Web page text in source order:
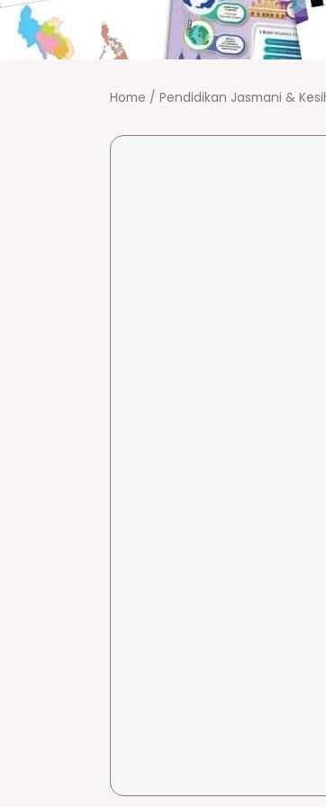
Home / Pendidikan Jasmani &